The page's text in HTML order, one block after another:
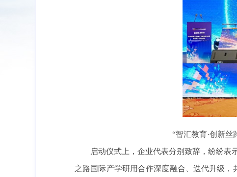
“智汇教育·创新丝
启动仪式上，企业代表分别致辞，纷纷
之路国际产学研用合作深度融合、迭代升级